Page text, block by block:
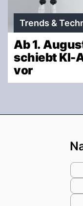
Trends &
Ab 1.
schiebt KI-
vor